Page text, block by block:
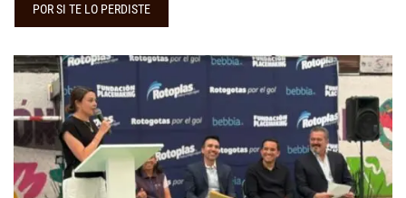
POR SI TE LO PERDISTE